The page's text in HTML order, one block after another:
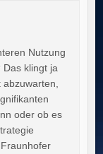
Nutzung
klingt ja
oder ob es